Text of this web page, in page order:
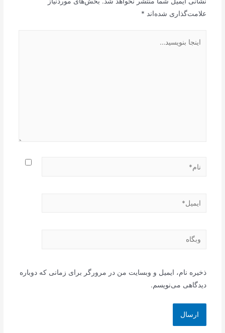
علامت‌گذاری شده‌اند *
بنویسید…
نام*
ایمیل*
وبگاه
ذخیره نام، ایمیل و وبسایت من در مرورگر برای زمانی که دوباره
دیدگاهی می‌نویسم.